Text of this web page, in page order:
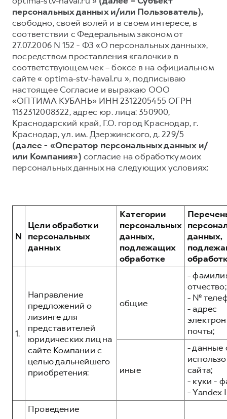
DARGO DARGO X
от 3 499 000 ₽
F7
от 2 899 000 ₽
F7X
от 3 599 000 ₽
Тест-драйв
Трейд-ин
КРЕДИТ И СТРАХОВАНИЕ
Кредитный калькулятор
Страхование
Кредит
КОРПОРАТИВНЫМ КЛИЕНТАМ
Для малого бизнеса
Система управления автопарком
Сервис для корпоративных клиентов
HAVAL Лизинг
Автомобильные аксессуары
Коллекция CITY
Коллекция Базовая
Коллекция Детская
СЕРВИСНОЕ ОБСЛУЖИВАНИЕ
Нулевое ТО
Программа «Помощь на дороге»
Регламенты технического обслуживания
Электронный ПТС
ПОДДЕРЖКА
GWM Безопасность
Гарантия HAVAL
Мобильное приложение GWM
АКСЕССУАРЫ HAVAL
Автомобильные аксессуары
Коллекция Базовая
Коллекция Детская
О дилере
Наша команда
Контакты
персональных данных и/или Пользователь),
свободно, своей волей и в своем интересе, в
соответствии с Федеральным законом от
27.07.2006 N 152 - ФЗ «О персональных данных»,
посредством проставления «галочки» в
соответствующем чек – боксе в на официальном
сайте « optima-stv-haval.ru », подписываю
настоящее Согласие и выражаю ООО
«ОПТИМА КУБАНЬ» ИНН 2312205455 ОГРН
1132312008322, адрес юр. лица: 350900,
Краснодарский край, Г.О. город Краснодар, г.
Краснодар, ул. им. Дзержинского, д. 229/5
(далее - «Оператор персональных данных и/
или Компания») согласие на обработку моих
персональных данных на следующих условиях:
N
Цели обработки
персональных
данных
Категории
персональных
данных,
подлежащих
обработке
данных,
1.
Направление
предложений о
лизинге для
представителей
юридических лиц на
сайте Компании с
целью дальнейшего
приобретения:
общие
-
отчество;
- №
- адрес
почты;
иные
- данные
сайта;
- куки -
- Yandex
Проведение